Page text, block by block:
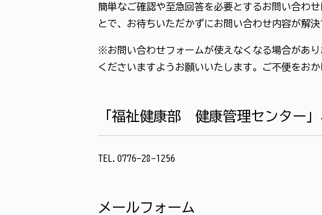
簡単なご確認や至急回答を必要とするお問い合わ
とで、お待ちいただかずにお問い合わせ内容が解決
※お問い合わせフォームが使えなくなる場合があ
くださいますようお願いいたします。ご不便をお
「福祉健康部 健康管理センター
TEL.0776-28-1256
メールフォーム